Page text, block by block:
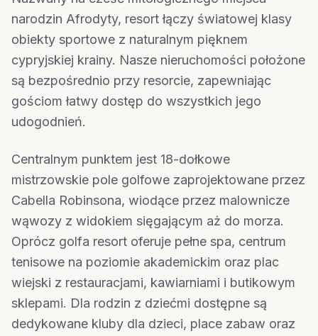
narodzin Afrodyty, resort łączy światowej klasy
obiekty sportowe z naturalnym pięknem
cypryjskiej krainy. Nasze nieruchomości położone
są bezpośrednio przy resorcie, zapewniając
gościom łatwy dostęp do wszystkich jego
udogodnień.
Centralnym punktem jest 18-dołkowe
mistrzowskie pole golfowe zaprojektowane przez
Cabella Robinsona, wiodące przez malownicze
wąwozy z widokiem sięgającym aż do morza.
Oprócz golfa resort oferuje pełne spa, centrum
tenisowe na poziomie akademickim oraz plac
wiejski z restauracjami, kawiarniami i butikowym
sklepami. Dla rodzin z dziećmi dostępne są
dedykowane kluby dla dzieci, place zabaw oraz